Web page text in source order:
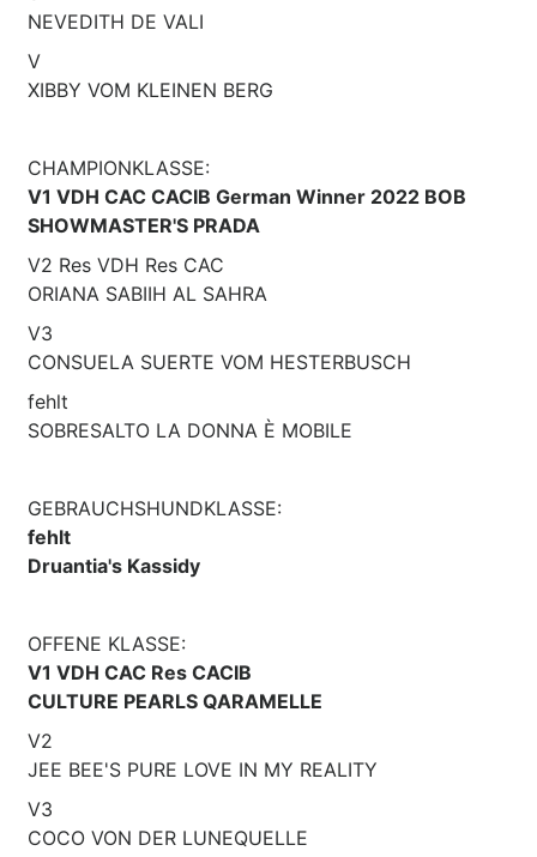
NEVEDITH DE VALI
V
XIBBY VOM KLEINEN BERG
CHAMPIONKLASSE:
V1 VDH CAC CACIB German Winner 2022 BOB
SHOWMASTER'S PRADA
V2 Res VDH Res CAC
ORIANA SABIIH AL SAHRA
V3
CONSUELA SUERTE VOM HESTERBUSCH
fehlt
SOBRESALTO LA DONNA È MOBILE
GEBRAUCHSHUNDKLASSE:
fehlt
Druantia's Kassidy
OFFENE KLASSE:
V1 VDH CAC Res CACIB
CULTURE PEARLS QARAMELLE
V2
JEE BEE'S PURE LOVE IN MY REALITY
V3
COCO VON DER LUNEQUELLE